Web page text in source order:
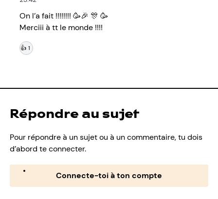
On l’a fait !!!!!!!! 🥳🎉 🎊 🥳
Merciii à tt le monde !!!!
👍 1
Répondre au sujet
Pour répondre à un sujet ou à un commentaire, tu dois
d’abord te connecter.
Connecte-toi à ton compte